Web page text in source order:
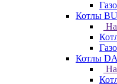
Котлы
Котлы